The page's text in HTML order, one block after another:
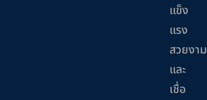
แข็ง
แรง
สวยงาม
และ
เชื่อ